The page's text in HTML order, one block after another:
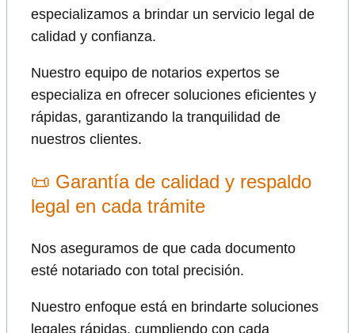
especializamos a brindar un servicio legal de
calidad y confianza.
Nuestro equipo de notarios expertos se
especializa en ofrecer soluciones eficientes y
rápidas, garantizando la tranquilidad de
nuestros clientes.
📜 Garantía de calidad y respaldo
legal en cada trámite
Nos aseguramos de que cada documento
esté notariado con total precisión.
Nuestro enfoque está en brindarte soluciones
legales rápidas, cumpliendo con cada